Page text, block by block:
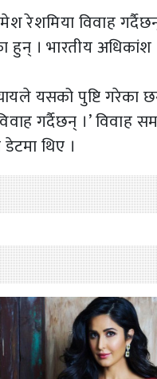
रेशमिया विवाह
हुन् । भारतीय अधिकांश
यसको पुष्टि गरेका
गर्दैछन् ।’ विवाह
थिए ।